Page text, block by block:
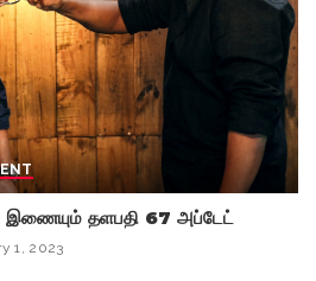
தளபதி 67 அப்டேட்
1, 2023